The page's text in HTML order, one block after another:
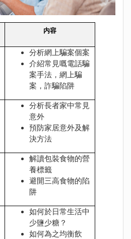
内容
分析網上騙案個案
介紹常見嘅電話騙
案手法，網上騙
案，詐騙陷阱
分析長者家中常見
意外
預防家居意外及解
決方法
解讀包裝食物的營
養標籤
避開三高食物的陷
阱
如何於日常生活中
少鹽少糖？
如何為之均衡飲